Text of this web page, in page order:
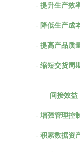
- 提升生产效
- 降低生产成
- 提高产品质
- 缩短交货周
间接效益
- 增强管理控
- 积累数据资